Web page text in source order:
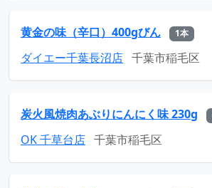
黄金の味（辛口）400gびん 1本
ダイエー千葉長沼店 千葉市稲毛区
炭火風焼肉あぶりにんにく味 230g
OK 千草台店 千葉市稲毛区